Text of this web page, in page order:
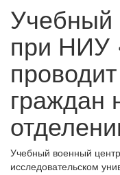
Учебный
при
граждан
Учебный военный
исследовательском